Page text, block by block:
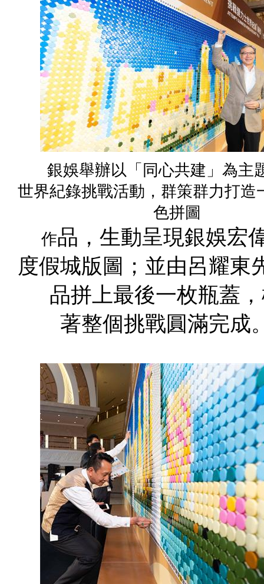
銀娛舉辦以「同心共建」為主
世界紀錄挑戰活動，群策群力打造
色拼圖
作品，生動呈現銀娛宏
度假城版圖；並由呂耀東
品拼上最後一枚瓶蓋，
著整個挑戰圓滿完成